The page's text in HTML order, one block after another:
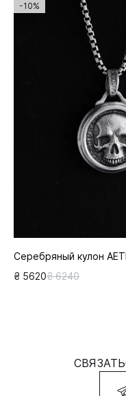
-10%
Серебряный кулон
₴ 5620₴ 6240